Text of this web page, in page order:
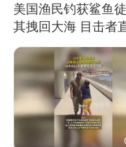
美国渔民钓获鲨鱼
其拽回大海 目击者
震惊 （视频来源：
消息）